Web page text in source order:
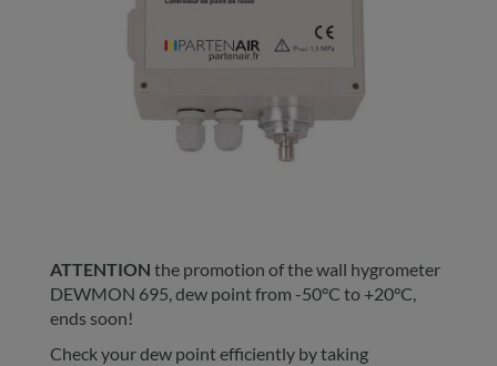
ATTENTION the promotion of the wall hygrometer
DEWMON 695, dew point from -50°C to +20°C,
ends soon!
Check your dew point efficiently by taking